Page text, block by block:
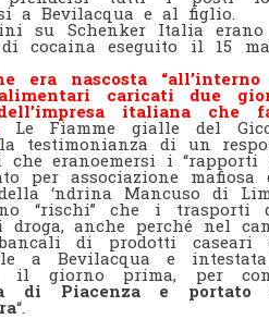
a Bevilacqua e al figlio.
su Schenker Italia
cocaina eseguito il 15
era nascosta
caricati due
italiana
. Le Fiamme gialle del
testimonianza di un
che eranoemersi i
per associazione
‘ndrina Mancuso di
“rischi” che i trasporti
anche perché nel
di prodotti caseari
a Bevilacqua e
il giorno prima, per
di Piacenza e portato
“.